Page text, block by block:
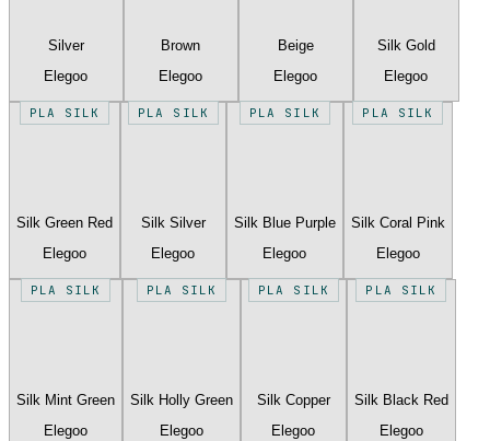
Silver
Elegoo
Brown
Elegoo
Beige
Elegoo
Silk Gold
Elegoo
PLA SILK
Silk Green Red
Elegoo
PLA SILK
Silk Silver
Elegoo
PLA SILK
Silk Blue Purple
Elegoo
PLA SILK
Silk Coral Pink
Elegoo
PLA SILK
Silk Mint Green
Elegoo
PLA SILK
Silk Holly Green
Elegoo
PLA SILK
Silk Copper
Elegoo
PLA SILK
Silk Black Red
Elegoo